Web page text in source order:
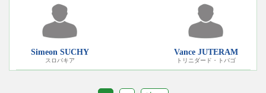
Simeon SUCHY
スロバキア
Vance JUTERAM
トリニダード・トバゴ